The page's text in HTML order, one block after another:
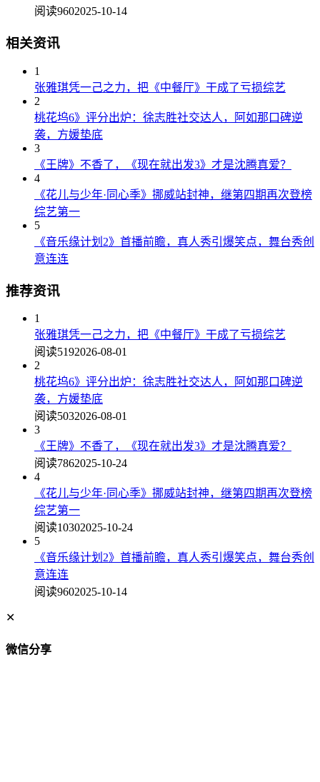
阅读9602025-10-14
相关资讯
1
张雅琪凭一己之力，把《中餐厅》干成了亏损综艺
2
桃花坞6》评分出炉：徐志胜社交达人，阿如那口碑逆
袭，方媛垫底
3
《王牌》不香了，《现在就出发3》才是沈腾真爱？
4
《花儿与少年·同心季》挪威站封神，继第四期再次登榜
综艺第一
5
《音乐缘计划2》首播前瞻，真人秀引爆笑点，舞台秀创
意连连
推荐资讯
1
张雅琪凭一己之力，把《中餐厅》干成了亏损综艺
阅读5192026-08-01
2
桃花坞6》评分出炉：徐志胜社交达人，阿如那口碑逆
袭，方媛垫底
阅读5032026-08-01
3
《王牌》不香了，《现在就出发3》才是沈腾真爱？
阅读7862025-10-24
4
《花儿与少年·同心季》挪威站封神，继第四期再次登榜
综艺第一
阅读10302025-10-24
5
《音乐缘计划2》首播前瞻，真人秀引爆笑点，舞台秀创
意连连
阅读9602025-10-14
✕
微信分享